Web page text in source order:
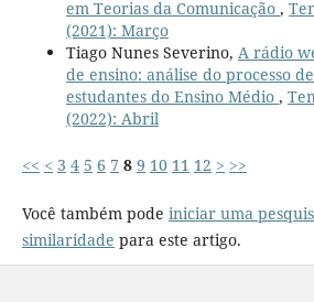
em Teorias da Comunicação ,
(2021): Março
Tiago Nunes Severino, A rádio
de ensino: análise do processo
estudantes do Ensino Médio ,
(2022): Abril
<< < 3 4 5 6 7 8 9 10 11 12 > >>
Você também pode iniciar uma
similaridade para este artigo.